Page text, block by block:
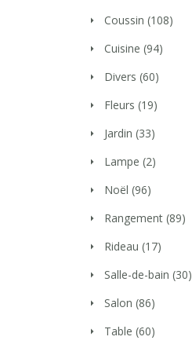
Coussin (108)
Cuisine (94)
Divers (60)
Fleurs (19)
Jardin (33)
Lampe (2)
Noël (96)
Rangement (89)
Rideau (17)
Salle-de-bain (30)
Salon (86)
Table (60)